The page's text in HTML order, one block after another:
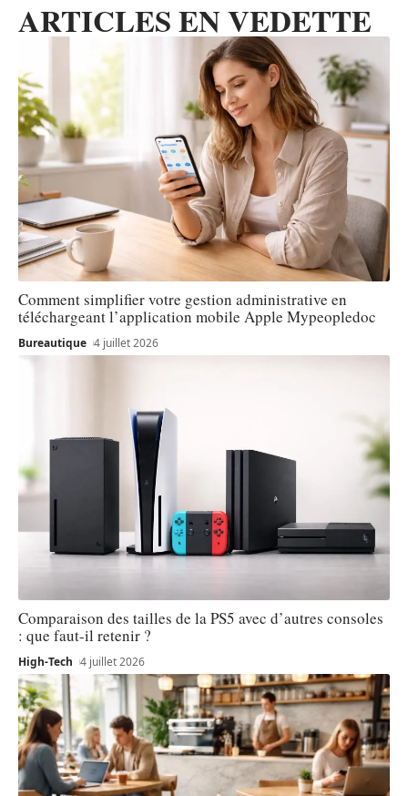
ARTICLES EN VEDETTE
Comment simplifier votre gestion administrative en
téléchargeant l’application mobile Apple Mypeopledoc
Bureautique 4 juillet 2026
Comparaison des tailles de la PS5 avec d’autres consoles
: que faut-il retenir ?
High-Tech 4 juillet 2026